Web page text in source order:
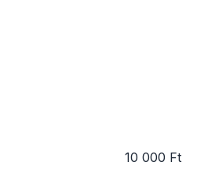
10 000 Ft